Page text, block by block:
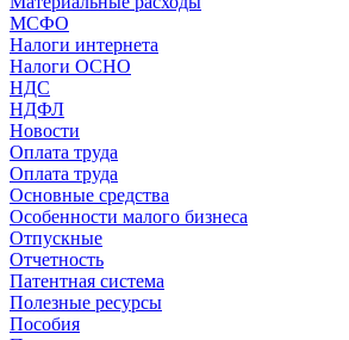
МСФО
Налоги интернета
Налоги ОСНО
НДС
НДФЛ
Новости
Оплата труда
Оплата труда
Основные средства
Особенности малого бизнеса
Отпускные
Отчетность
Патентная система
Полезные ресурсы
Пособия